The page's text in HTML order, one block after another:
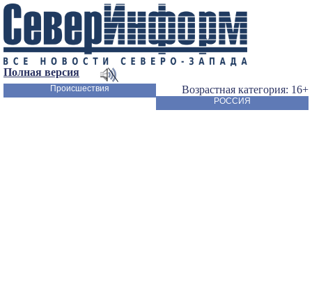
Полная версия
Возрастная категория: 16+
Происшествия
РОССИЯ